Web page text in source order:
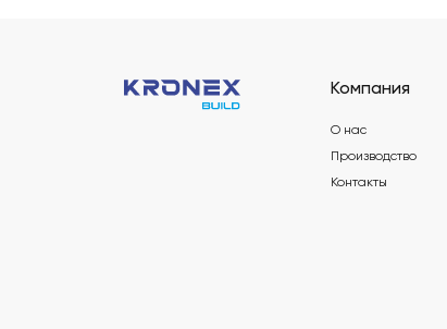
Компания
О нас
Производство
Контакты